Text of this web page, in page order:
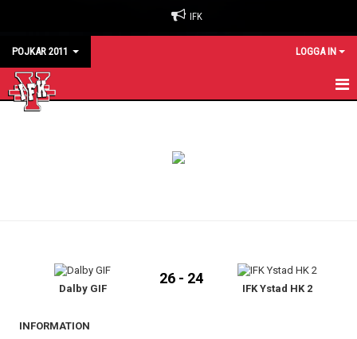
IFK
POJKAR 2011 LOGGA IN
Dalby GIF
26 - 24
IFK Ystad HK 2
INFORMATION